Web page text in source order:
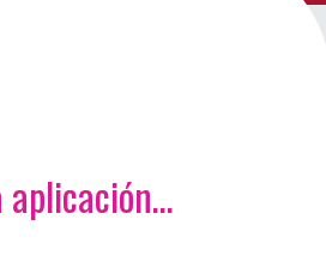
aplicación…